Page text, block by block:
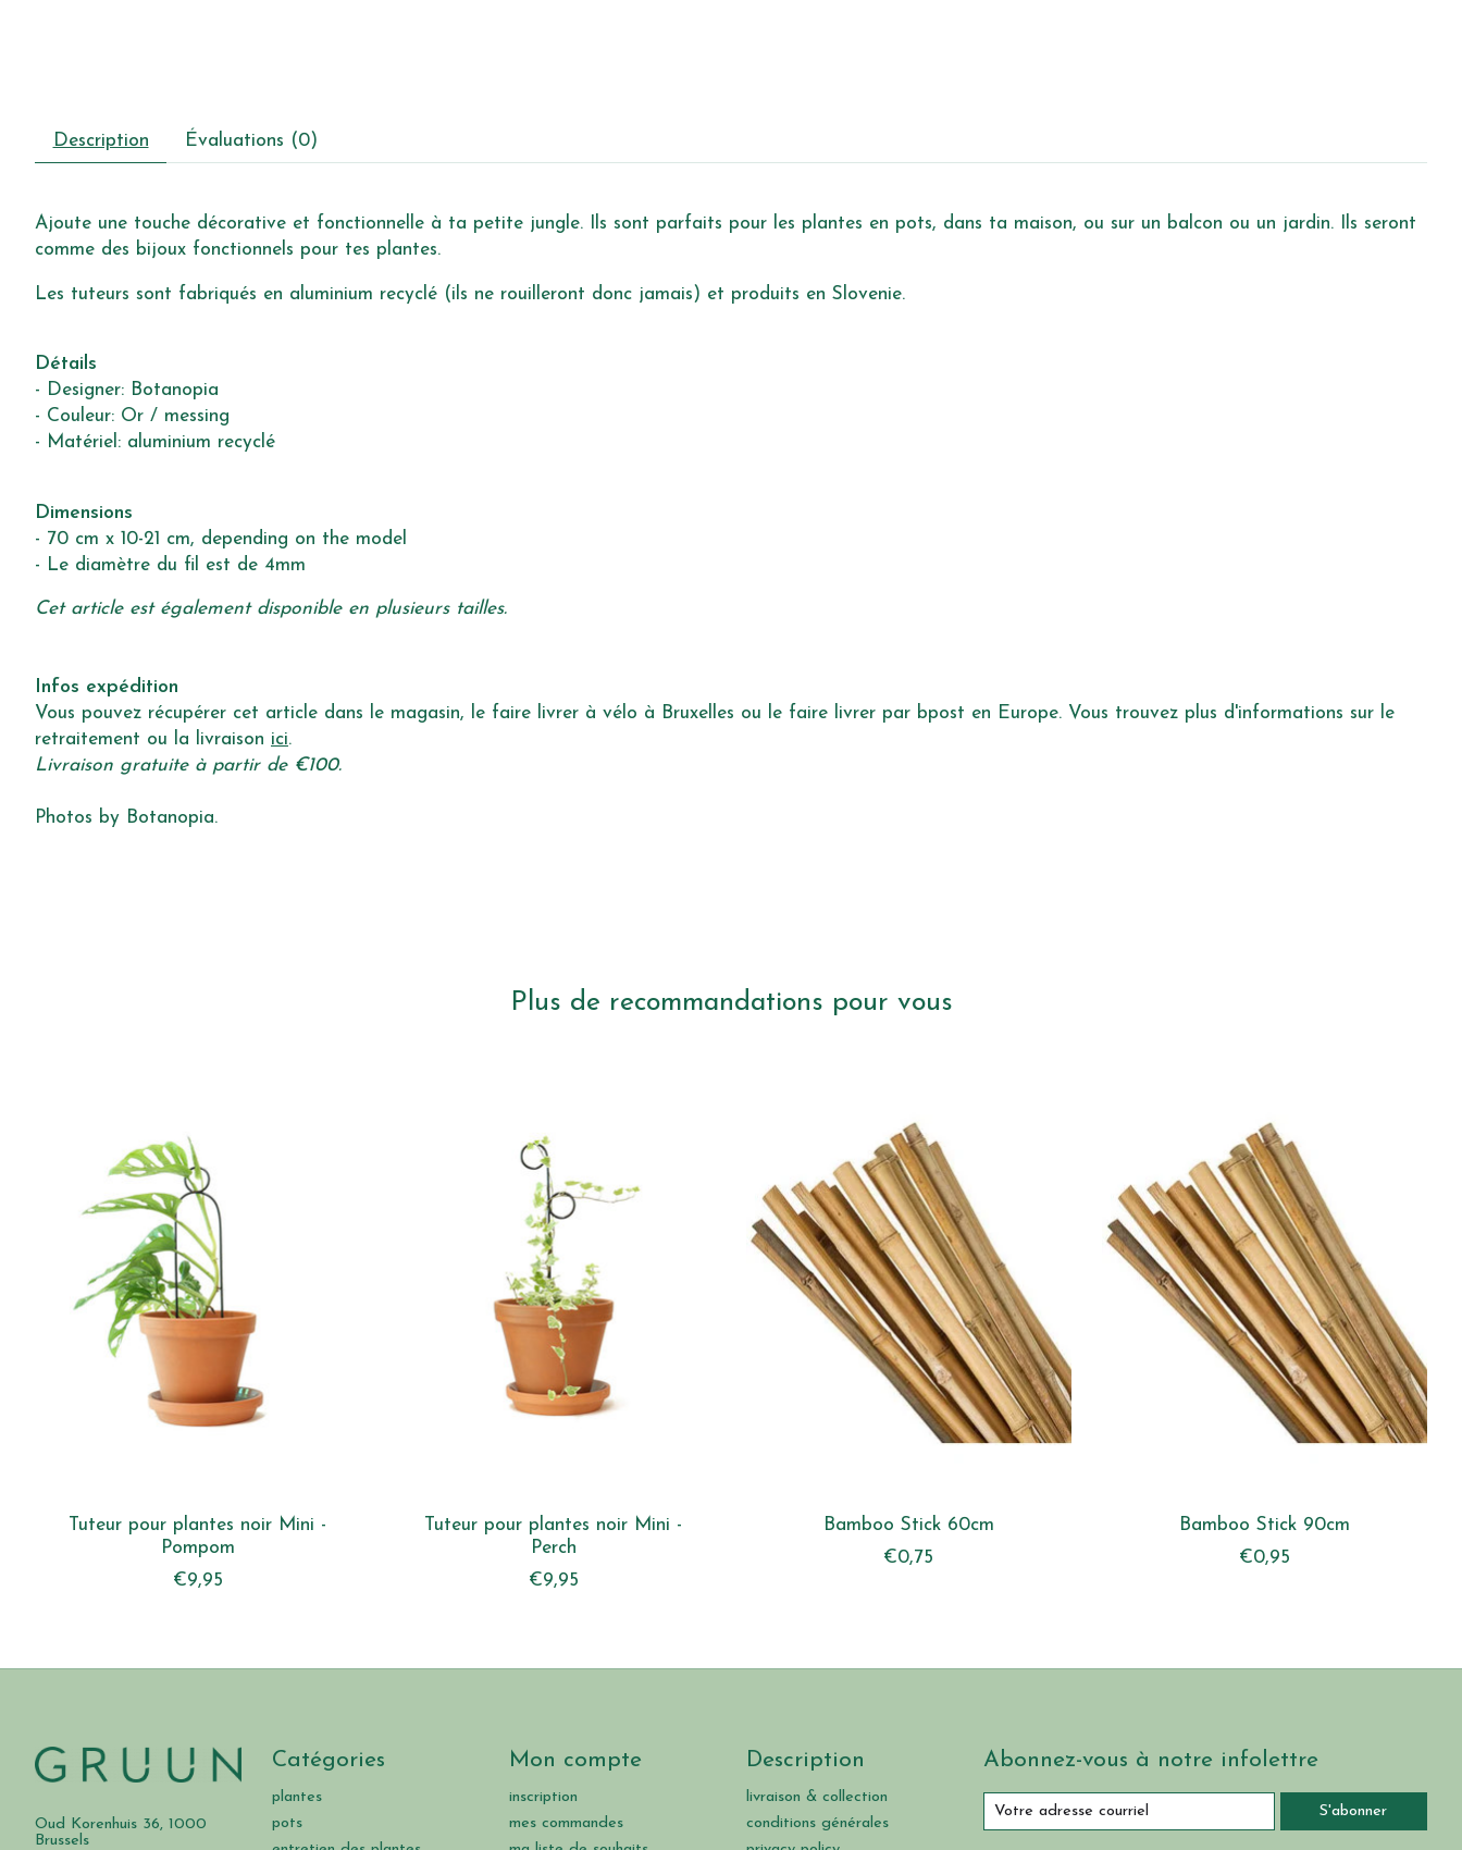
Description Évaluations (0)
Ajoute une touche décorative et fonctionnelle à ta petite jungle. Ils sont parfaits pour les plantes en pots, dans ta maison, ou sur un balcon ou un jardin. Ils seront
comme des bijoux fonctionnels pour tes plantes.
Les tuteurs sont fabriqués en aluminium recyclé (ils ne rouilleront donc jamais) et produits en Slovenie.
Détails
- Designer: Botanopia
- Couleur: Or / messing
- Matériel: aluminium recyclé
Dimensions
- 70 cm x 10-21 cm, depending on the model
- Le diamètre du fil est de 4mm
Cet article est également disponible en plusieurs tailles.
Infos expédition
Vous pouvez récupérer cet article dans le magasin, le faire livrer à vélo à Bruxelles ou le faire livrer par bpost en Europe. Vous trouvez plus d'informations sur le
retraitement ou la livraison ici.
Livraison gratuite à partir de €100.
Photos by Botanopia.
Plus de recommandations pour vous
Tuteur pour plantes noir Mini -
Pompom
€9,95
Tuteur pour plantes noir Mini -
Perch
€9,95
Bamboo Stick 60cm
€0,75
Bamboo Stick 90cm
€0,95
Oud Korenhuis 36, 1000
Brussels
Catégories
plantes
pots
Mon compte
inscription
mes commandes
Description
livraison & collection
conditions générales
Abonnez-vous à notre infolettre
S'abonner